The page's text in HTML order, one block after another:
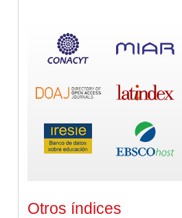
Otros índices